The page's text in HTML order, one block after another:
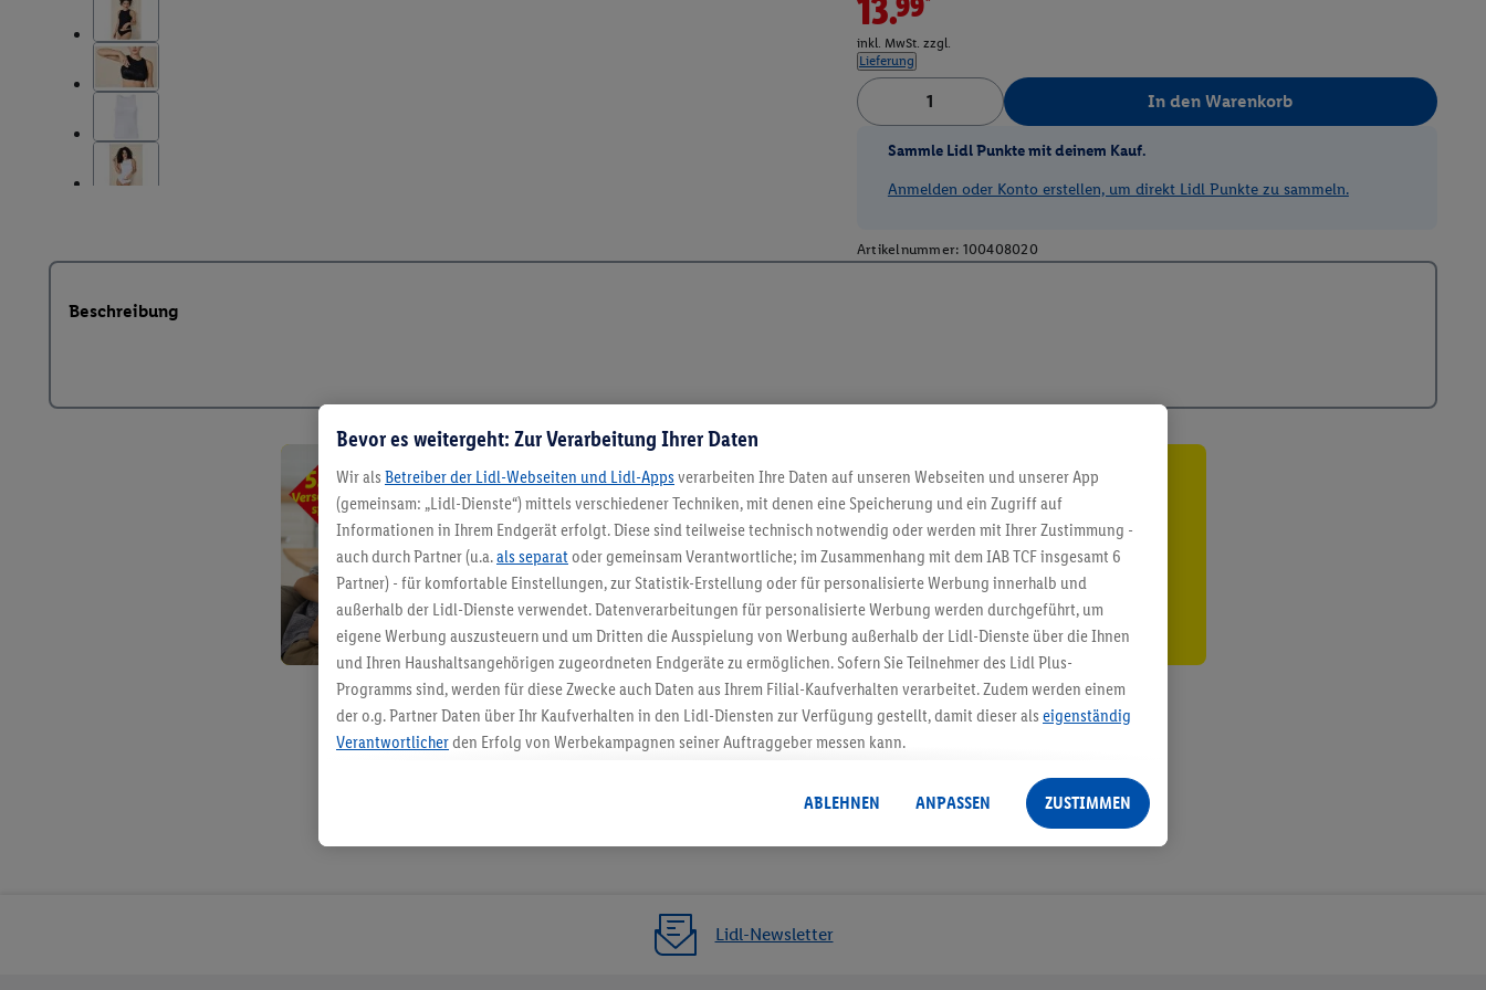
13.99*
inkl. MwSt. zzgl.
Lieferung
In den Warenkorb
Sammle Lidl Punkte mit deinem Kauf.
Anmelden oder Konto erstellen, um direkt Lidl Punkte zu sammeln.
Artikelnummer: 100408020
Beschreibung
5.95 € Versand sparen³²ᵃ
Jetzt zum Newsletter anmelden
Gutschein sichern!
Lidl-Newsletter
Bevor es weitergeht: Zur Verarbeitung Ihrer Daten
Wir als Betreiber der Lidl-Webseiten und Lidl-Apps verarbeiten Ihre Daten auf unseren Webseiten und unserer App
(gemeinsam: „Lidl-Dienste“) mittels verschiedener Techniken, mit denen eine Speicherung und ein Zugriff auf
Informationen in Ihrem Endgerät erfolgt. Diese sind teilweise technisch notwendig oder werden mit Ihrer Zustimmung -
auch durch Partner (u.a.als separat oder gemeinsam Verantwortliche; im Zusammenhang mit dem IAB TCF insgesamt 6
Partner) - für komfortable Einstellungen, zur Statistik-Erstellung oder für personalisierte Werbung innerhalb und
außerhalb der Lidl-Dienste verwendet. Datenverarbeitungen für personalisierte Werbung werden durchgeführt, um
eigene Werbung auszusteuern und um Dritten die Ausspielung von Werbung außerhalb der Lidl-Dienste über die Ihnen
und Ihren Haushaltsangehörigen zugeordneten Endgeräte zu ermöglichen. Sofern Sie Teilnehmer des Lidl Plus-
Programms sind, werden für diese Zwecke auch Daten aus Ihrem Filial-Kaufverhalten verarbeitet. Zudem werden einem
der o.g. Partner Daten über Ihr Kaufverhalten in den Lidl-Diensten zur Verfügung gestellt, damit dieser als eigenständig
Verantwortlicherden Erfolg von Werbekampagnen seiner Auftraggeber messen kann.
angereicherten Profilen. Dies umfasst die Zusammenführung von Daten (z.B. über Ihre Nutzung der Lidl-Dienste, Ihr
Kaufverhalten in den Lidl-Diensten, Informationen aus Ihrem Kundenkonto - z.B. Alter oder Geschlecht - sowie Ihre
genauen Standortdaten) auch über verschiedene Endgeräte und Lidl-Dienste hinweg einschließlich dem Speichern von
Erfolgsmessung der Werbung, zur Zielgruppenforschung, zur Entwicklung von Angeboten sowie zur technischen
Sicherung und Optimierung dieser Werbeausspielungen.
ABLEHNEN ANPASSEN ZUSTIMMEN